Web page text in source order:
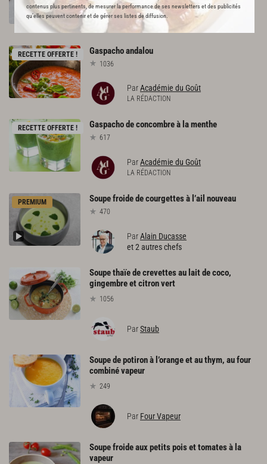
contenus plus pertinents, de mesurer la performance de ses newsletters et des publicités
qu’elles peuvent contenir et de gérer ses listes de diffusion.
ParAcadémie du Goût
LA RÉDACTION
RECETTE OFFERTE ! Gaspachoandalou
1036
ParAcadémie du Goût
LA RÉDACTION
RECETTE OFFERTE ! Gaspachodeconcombreà lamenthe
617
ParAcadémie du Goût
LA RÉDACTION
PREMIUM Soupefroidedecourgettesà l’ail nouveau
470
ParAlain Ducasse
et 2 autres chefs
Soupe thaïe de crevettes au lait de coco,
gingembre et citron vert
1056
ParStaub
Soupe de potiron à l’orange et au thym, au four
combiné vapeur
249
Par Four Vapeur
Soupe froide aux petits pois et tomates à la
vapeur